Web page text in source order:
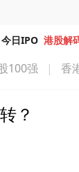
今日IPO 港股解
100强 | 香
？